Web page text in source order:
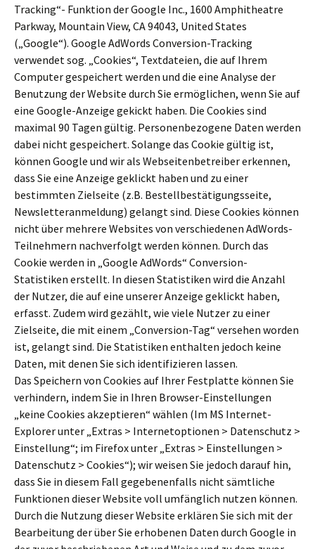
Tracking“- Funktion der Google Inc., 1600 Amphitheatre
Parkway, Mountain View, CA 94043, United States
(„Google“). Google AdWords Conversion-Tracking
verwendet sog. „Cookies“, Textdateien, die auf Ihrem
Computer gespeichert werden und die eine Analyse der
Benutzung der Website durch Sie ermöglichen, wenn Sie auf
eine Google-Anzeige gekickt haben. Die Cookies sind
maximal 90 Tagen gültig. Personenbezogene Daten werden
dabei nicht gespeichert. Solange das Cookie gültig ist,
können Google und wir als Webseitenbetreiber erkennen,
dass Sie eine Anzeige geklickt haben und zu einer
bestimmten Zielseite (z.B. Bestellbestätigungsseite,
Newsletteranmeldung) gelangt sind. Diese Cookies können
nicht über mehrere Websites von verschiedenen AdWords-
Teilnehmern nachverfolgt werden können. Durch das
Cookie werden in „Google AdWords“ Conversion-
Statistiken erstellt. In diesen Statistiken wird die Anzahl
der Nutzer, die auf eine unserer Anzeige geklickt haben,
erfasst. Zudem wird gezählt, wie viele Nutzer zu einer
Zielseite, die mit einem „Conversion-Tag“ versehen worden
ist, gelangt sind. Die Statistiken enthalten jedoch keine
Daten, mit denen Sie sich identifizieren lassen.
Das Speichern von Cookies auf Ihrer Festplatte können Sie
verhindern, indem Sie in Ihren Browser-Einstellungen
„keine Cookies akzeptieren“ wählen (Im MS Internet-
Explorer unter „Extras > Internetoptionen > Datenschutz >
Einstellung“; im Firefox unter „Extras > Einstellungen >
Datenschutz > Cookies“); wir weisen Sie jedoch darauf hin,
dass Sie in diesem Fall gegebenenfalls nicht sämtliche
Funktionen dieser Website voll umfänglich nutzen können.
Durch die Nutzung dieser Website erklären Sie sich mit der
Bearbeitung der über Sie erhobenen Daten durch Google in